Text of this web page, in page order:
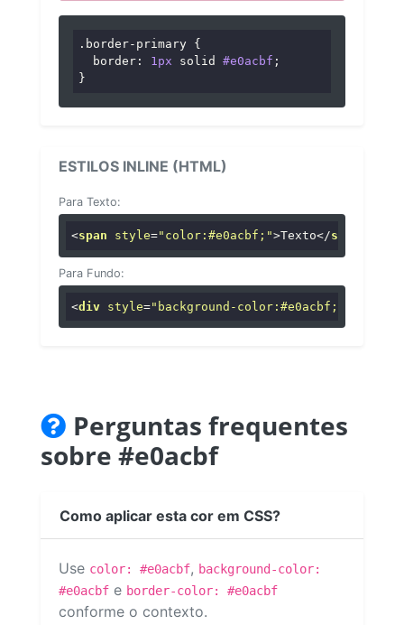
.border-primary {
border : 1px solid #e0acbf ;
}
ESTILOS INLINE (HTML)
Para Texto:
<span style="color:#e0acbf;">Texto</span
Para Fundo:
<div style="background-color:#e0acbf;"
Perguntas frequentes
sobre #e0acbf
Como aplicar esta cor em CSS?
Use color: #e0acbf, background-color:
#e0acbf e border-color: #e0acbf
conforme o contexto.